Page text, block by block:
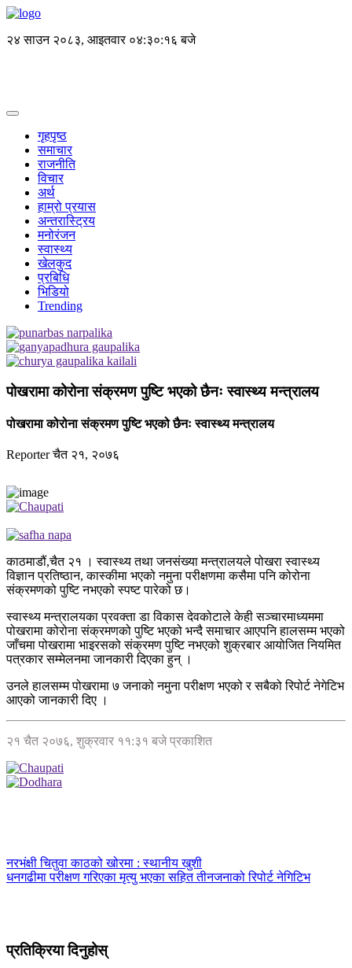
२४ साउन २०८३, आइतवार ०४:३०:१६ बजे
गृहपृष्ठ
समाचार
राजनीति
विचार
अर्थ
हाम्रो प्रयास
अन्तरास्ट्रिय
मनोरंजन
स्वास्थ्य
खेलकुद
प्रबिधि
भिडियो
Trending
पोखरामा कोरोना संक्रमण पुष्टि भएको छैनः स्वास्थ्य मन्त्रालय
पोखरामा कोरोना संक्रमण पुष्टि भएको छैनः स्वास्थ्य मन्त्रालय
Reporterचैत २१, २०७६
काठमाडौं,चैत २१ । स्वास्थ्य तथा जनसंख्या मन्त्रालयले पोखरा स्वास्थ्य
विज्ञान प्रतिष्ठान, कास्कीमा भएको नमुना परीक्षणमा कसैमा पनि कोरोना
संक्रमणको पुष्टि नभएको स्पष्ट पारेको छ।
स्वास्थ्य मन्त्रालयका प्रवक्ता डा विकास देवकोटाले केही सञ्चारमाध्यममा
पोखरामा कोरोना संक्रमणको पुष्टि भएको भन्दै समाचार आएपनि हालसम्म भएको
जाँचमा पोखरामा भाइरसको संक्रमण पुष्टि नभएको शुक्रबार आयोजित नियमित
पत्रकार सम्मेलनमा जानकारी दिएका हुन् ।
उनले हालसम्म पोखरामा ७ जनाको नमुना परीक्षण भएको र सबैको रिपोर्ट नेगेटिभ
आएको जानकारी दिए ।
२१ चैत २०७६, शुक्रवार ११:३१ बजे प्रकाशित
नरभंक्षी चितुवा काठको खोरमा : स्थानीय खुशी
धनगढीमा परीक्षण गरिएका मृत्यु भएका सहित तीनजनाको रिपोर्ट नेगिटिभ
प्रतिक्रिया दिनुहोस्